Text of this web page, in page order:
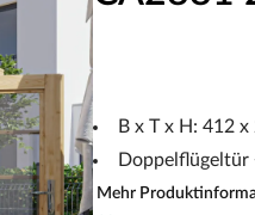
B x T x H: 412
Doppelflügeltür
Mehr